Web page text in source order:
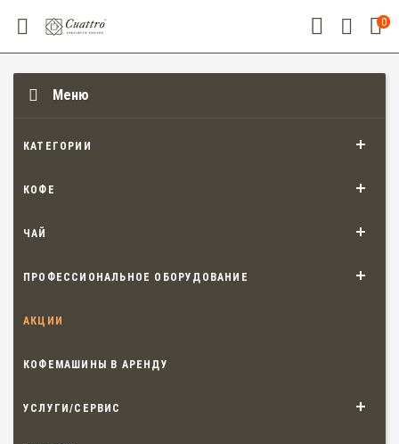
0
Меню
КАТЕГОРИИ
КОФЕ
ЧАЙ
ПРОФЕССИОНАЛЬНОЕ ОБОРУДОВАНИЕ
АКЦИИ
КОФЕМАШИНЫ В АРЕНДУ
УСЛУГИ/СЕРВИС